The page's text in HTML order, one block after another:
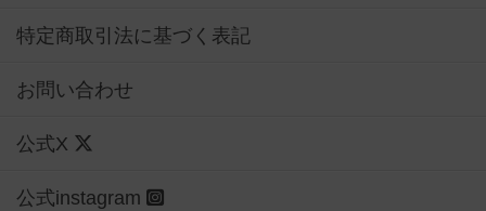
特定商取引法に基づく表記
お問い合わせ
公式X
公式instagram